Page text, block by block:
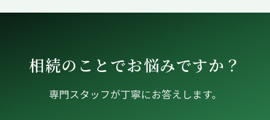
相続のことでお悩みですか？
専門スタッフが丁寧にお答えします。